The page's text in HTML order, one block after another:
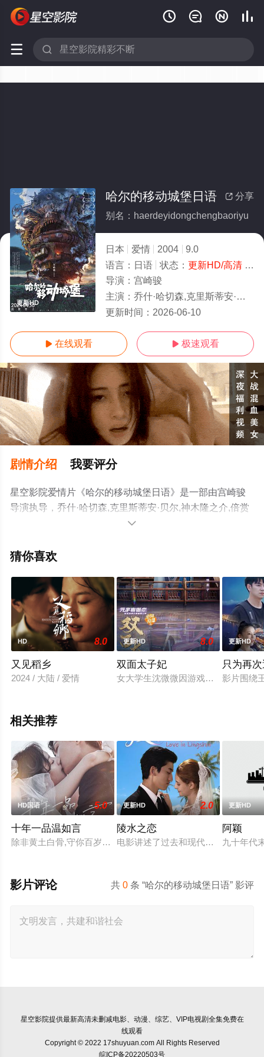
   
 
更新HD
 分享
哈尔的移动城堡日语
别名：haerdeyidongchengbaoriyu
日本 爱情 2004
9.0
语言： 日语 状态： 更新HD/高清- 免费在线观看
导演： 宫崎骏
主演： 乔什·哈切森,克里斯蒂安·贝尔,神木隆之介,倍赏千惠子,大塚明夫,安田显,达兰·诺里斯,艾米莉·莫迪默,吉
更新时间： 2026-06-10
 在线观看  极速观看
剧情介绍 我要评分
星空影院爱情片《哈尔的移动城堡日语》是一部由宫崎骏
导演执导，乔什·哈切森,克里斯蒂安·贝尔,神木隆之介,倍赏
千惠子,大塚明夫,安田显,达兰·诺里斯,艾米莉·莫迪默,吉娜·
幸,克里斯平·弗里曼,威尔·弗里德尔,布莱思·丹纳,木村拓哉,
西·德里耶,理查德·等演员精彩演绎的日本电影，手机免费观
看高清无删减完整版电影大全就上星空电影网，更多相关
信息可移步至豆瓣电影、电视猫或剧情网等平台了解。

猜你喜欢
HD 8.0
又见稻乡
2024 / 大陆 / 爱情
更新HD 8.0
双面太子妃
女大学生沈微微因游戏名相似错登游
更新HD
只为再
影片围绕
相关推荐
HD国语 5.0
十年一品温如言
除非黄土白骨,守你百岁无忧,你是否遇见十年羁绊百年奉陪的那
更新HD 2.0
陵水之恋
电影讲述了过去和现代两段跨国爱情
更新HD
阿颖
九十年代
共0 条 “哈尔的移动城堡日语” 影评
影片评论
星空影院提供最新高清未删减电影、动漫、综艺、VIP电视剧全集免费在
线观看
Copyright © 2022 17shuyuan.com All Rights Reserved
皖ICP备20220503号